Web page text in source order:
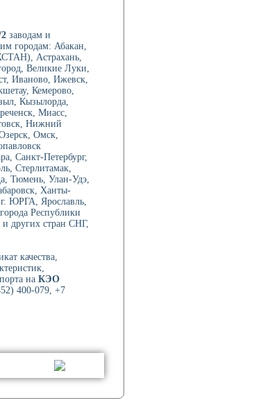
заводам и
городам: Абакан,
Астрахань,
Великие Луки,
Иваново, Ижевск,
Кемерово,
Кызылорда,
Миасс,
Нижний
Омск,
Санкт-Петербург,
Стерлитамак,
Тюмень, Улан-Удэ,
Ханты-
ЮРГА, Ярославль,
Республики
и других стран СНГ,
качества,
на КЭО
400-079, +7